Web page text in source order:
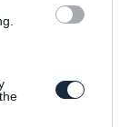
világon